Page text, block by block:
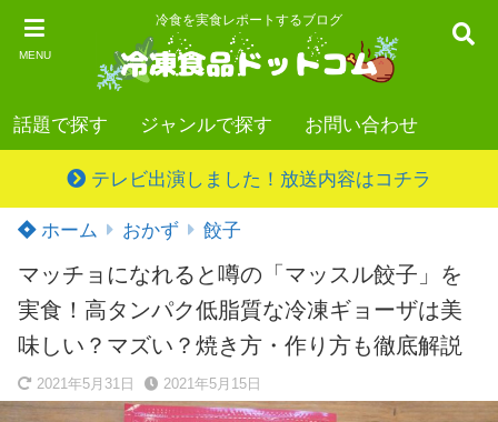
MENU
冷食を実食レポートするブログ
話題で探す ジャンルで探す お問い合わせ
テレビ出演しました！放送内容はコチラ
ホーム おかず 餃子
マッチョになれると噂の「マッスル餃子」を
実食！高タンパク低脂質な冷凍ギョーザは美
味しい？マズい？焼き方・作り方も徹底解説
2021年5月31日 2021年5月15日